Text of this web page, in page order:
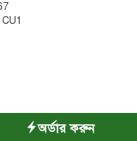
CU1
অর্ডার করুন